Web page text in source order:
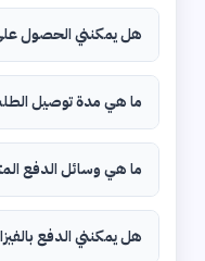
هل يمكنني الحصول
ما هي مدة توصيل الطلب؟
ما هي وسائل الدفع
هل يمكنني الدفع